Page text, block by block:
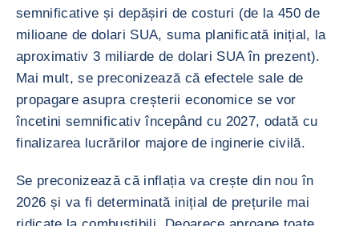
semnificative și depășiri de costuri (de la 450 de
milioane de dolari SUA, suma planificată inițial, la
aproximativ 3 miliarde de dolari SUA în prezent).
Mai mult, se preconizează că efectele sale de
propagare asupra creșterii economice se vor
încetini semnificativ începând cu 2027, odată cu
finalizarea lucrărilor majore de inginerie civilă.
Se preconizează că inflația va crește din nou în
2026 și va fi determinată inițial de prețurile mai